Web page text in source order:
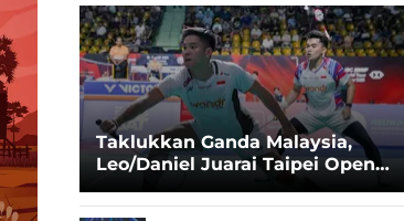
Taklukkan Ganda Malaysia,
Leo/Daniel Juarai Taipei Open